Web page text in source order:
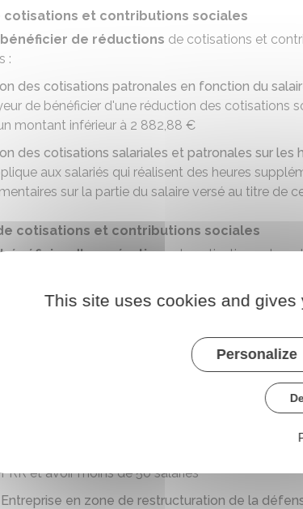
cotisations et contributions sociales
bénéficier de réductions de cotisations et
:
des cotisations patronales en fonction du
de bénéficier d'une réduction des cotisations
montant inférieur à 2 882,88 €
des cotisations salariales et patronales sur les
aux salariés qui réalisent des heures
sur la partie du salaire versé au titre de
cotisations et contributions sociales
bénéficier d'exonérationsde cotisations et
accordées en raison de l'endroit où est
bénéficier, la société doit notamment être
2007 et le 31 décembre 2027 et ne pas avoir
Entreprise située en zone de revitalisation rurale
: pour bénéficier de
FRR et avoir moins de 50 salariés
Entreprise en zone de restructuration de la
This site uses cookies and
Personalize